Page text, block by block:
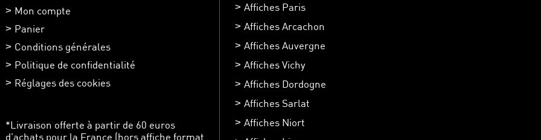
Mon compte
Panier
Conditions générales
Politique de confidentialité
Réglages des cookies
*Livraison offerte à partir de 60 euros
d’achats pour la France (hors affiche format
Affiches Paris
Affiches Arcachon
Affiches Auvergne
Affiches Vichy
Affiches Dordogne
Affiches Sarlat
Affiches Niort